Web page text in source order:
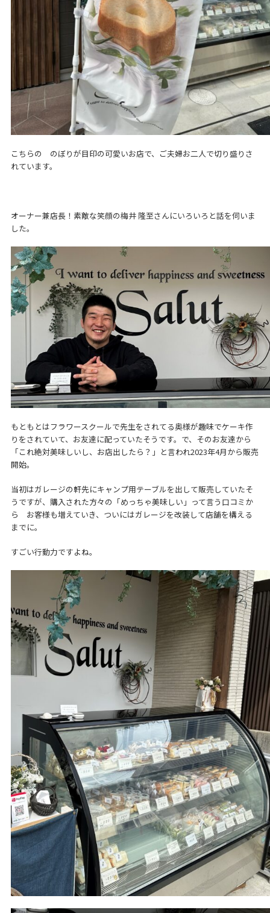
こちらの のぼりが目印の可愛いお店で、ご夫婦お二人で切り盛りさ
れています。
オーナー兼店長！素敵な笑顔の梅井 隆至さんにいろいろと話を伺いま
した。
もともとはフラワースクールで先生をされてる奥様が趣味でケーキ作
りをされていて、お友達に配っていたそうです。で、そのお友達から
「これ絶対美味しいし、お店出したら？」と言われ2023年4月から販売
開始。
当初はガレージの軒先にキャンプ用テーブルを出して販売していたそ
うですが、購入された方々の「めっちゃ美味しい」って言う口コミか
ら お客様も増えていき、ついにはガレージを改装して店舗を構える
までに。
すごい行動力ですよね。